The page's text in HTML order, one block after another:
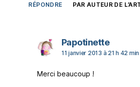
RÉPONDRE PAR AUTEUR DE
Papotinettedit :
11 janvier 2013 à 21 h 42 min
Merci beaucoup !